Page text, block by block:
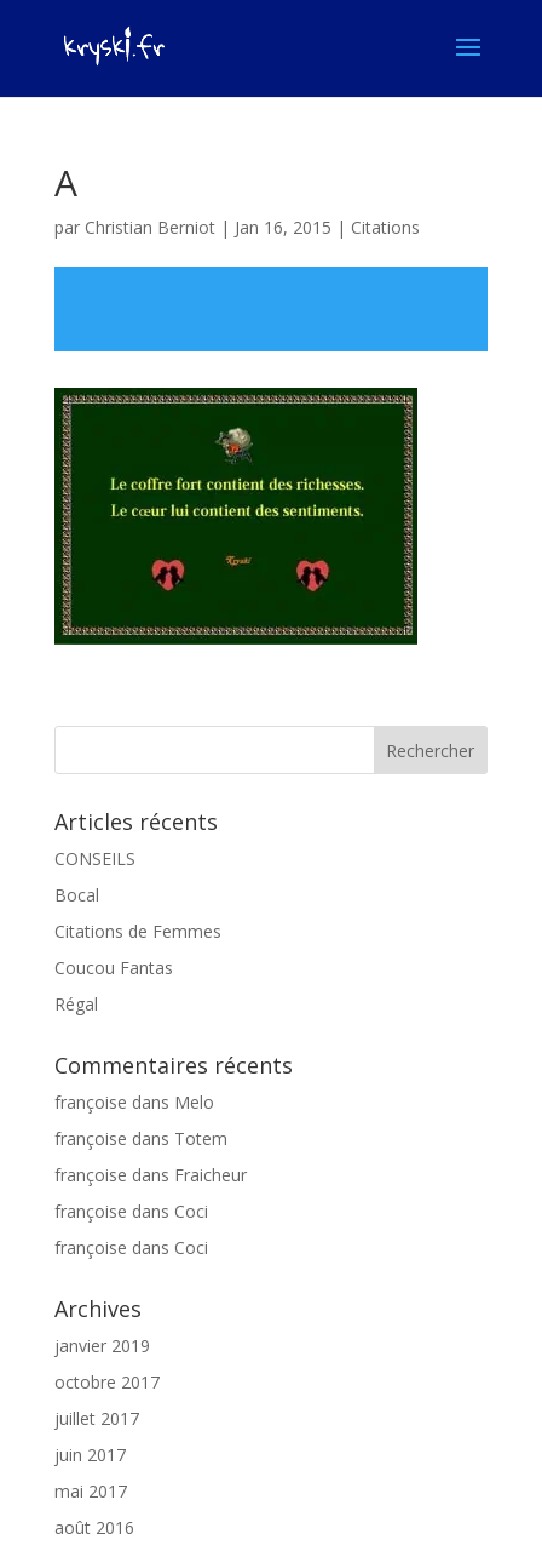
A
par Christian Berniot| Jan 16, 2015 | Citations
Articles récents
CONSEILS
Bocal
Citations de Femmes
Coucou Fantas
Régal
Commentaires récents
françoise dans Melo
françoise dans Totem
françoise dans Fraicheur
françoise dans Coci
françoise dans Coci
Archives
janvier 2019
octobre 2017
juillet 2017
juin 2017
mai 2017
août 2016